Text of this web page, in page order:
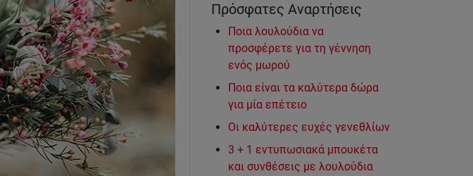
Πρόσφατες Αναρτήσεις
Ποια λουλούδια να
προσφέρετε για τη γέννηση
ενός μωρού
Ποια είναι τα καλύτερα δώρα
για μία επέτειο
Οι καλύτερες ευχές γενεθλίων
3 + 1 εντυπωσιακά μπουκέτα
και συνθέσεις με λουλούδια